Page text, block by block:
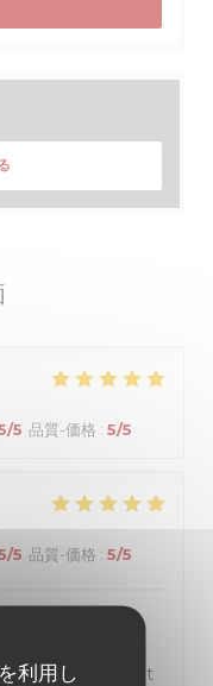
利用し
/5 品質-価格 : 5/5
/5 品質-価格 : 5/5
de qualité, tout
Je
ceux qui veulent